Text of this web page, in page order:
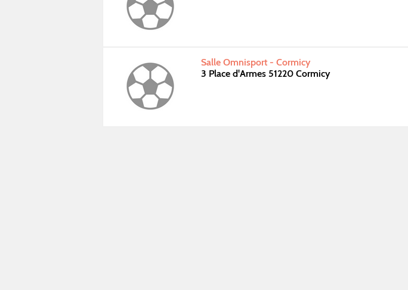
Salle Omnisport - Cormicy
3 Place d'Armes 51220 Cormicy